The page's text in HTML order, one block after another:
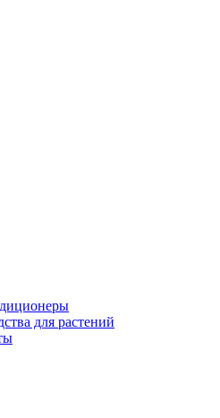
для растений